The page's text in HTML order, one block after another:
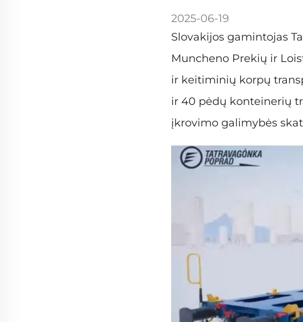
2025-06-19
Slovakijos gamintojas
Muncheno Prekių ir
ir keitiminių korpų
ir 40 pėdų konteinerių
įkrovimo galimybės